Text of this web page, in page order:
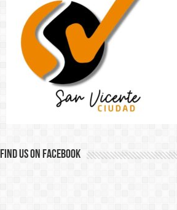
Find us on Facebook